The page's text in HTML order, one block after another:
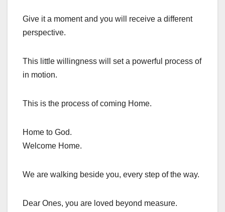
Give it a moment and you will receive a different
perspective.
This little willingness will set a powerful process of
in motion.
This is the process of coming Home.
Home to God.
Welcome Home.
We are walking beside you, every step of the way.
Dear Ones, you are loved beyond measure.